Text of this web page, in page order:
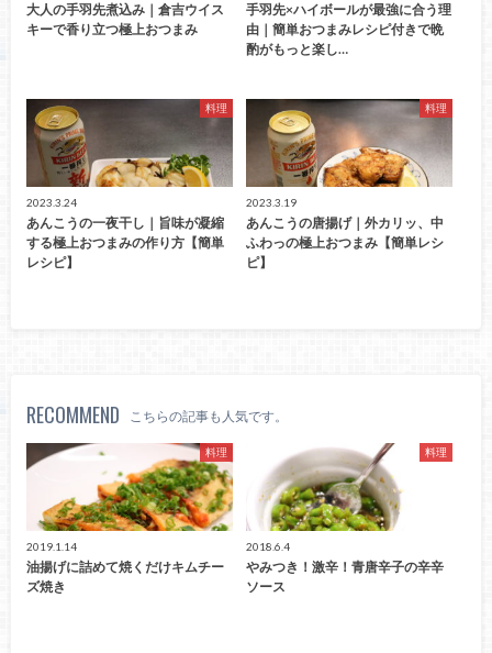
大人の手羽先煮込み｜倉吉ウイス
キーで香り立つ極上おつまみ
手羽先×ハイボールが最強に合う理
由｜簡単おつまみレシピ付きで晩
酌がもっと楽し…
料理
2023.3.24
あんこうの一夜干し｜旨味が凝縮
する極上おつまみの作り方【簡単
レシピ】
料理
2023.3.19
あんこうの唐揚げ｜外カリッ、中
ふわっの極上おつまみ【簡単レシ
ピ】
RECOMMEND こちらの記事も人気です。
料理
2019.1.14
油揚げに詰めて焼くだけキムチー
ズ焼き
料理
2018.6.4
やみつき！激辛！青唐辛子の辛辛
ソース